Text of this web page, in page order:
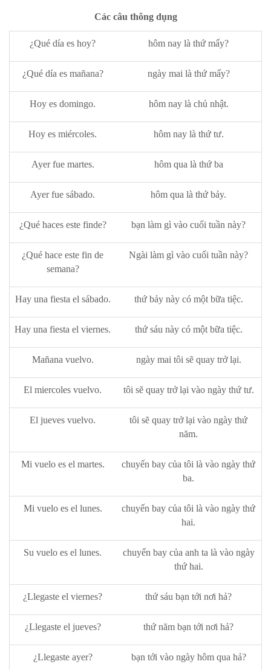
Các câu thông dụng
¿Qué día es hoy? hôm nay là thứ mấy?
¿Qué día es mañana? ngày mai là thứ mấy?
Hoy es domingo. hôm nay là chủ nhật.
Hoy es miércoles. hôm nay là thứ tư.
Ayer fue martes. hôm qua là thứ ba
Ayer fue sábado. hôm qua là thứ bảy.
¿Qué haces este finde? bạn làm gì vào cuối tuần này?
¿Qué hace este fin de
semana?
Ngài làm gì vào cuối tuần này?
Hay una fiesta el sábado. thứ bảy này có một bữa tiệc.
Hay una fiesta el viernes. thứ sáu này có một bữa tiệc.
Mañana vuelvo. ngày mai tôi sẽ quay trở lại.
El miercoles vuelvo. tôi sẽ quay trở lại vào ngày thứ tư.
El jueves vuelvo.
tôi sẽ quay trở lại vào ngày thứ
năm.
Mi vuelo es el martes.
chuyến bay của tôi là vào ngày thứ
ba.
Mi vuelo es el lunes.
chuyến bay của tôi là vào ngày thứ
hai.
Su vuelo es el lunes.
chuyến bay của anh ta là vào ngày
thứ hai.
¿Llegaste el viernes? thứ sáu bạn tới nơi hả?
¿Llegaste el jueves? thứ năm bạn tới nơi hả?
¿Llegaste ayer? bạn tới vào ngày hôm qua hả?